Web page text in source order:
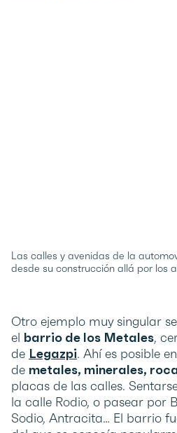
Las calles y avenidas de la
desde su construcción allá por los
Otro ejemplo muy singular
el barrio de los Metales,
de Legazpi. Ahí es posible
de metales, minerales,
placas de las calles.
la calle Rodio, o pasear por
Sodio, Antracita… El barrio